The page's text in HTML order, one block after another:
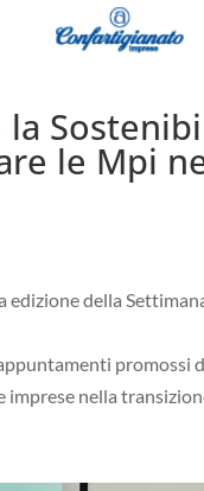
le Mpi
della
promossi
nella